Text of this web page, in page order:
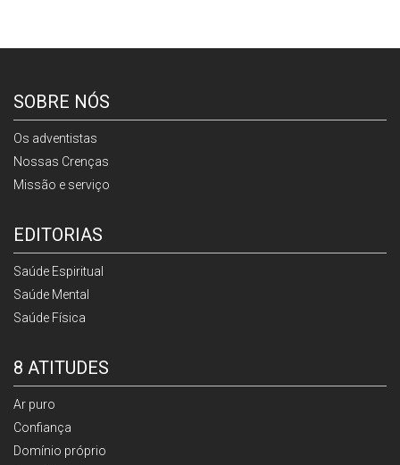
SOBRE NÓS
Os adventistas
Nossas Crenças
Missão e serviço
EDITORIAS
Saúde Espiritual
Saúde Mental
Saúde Física
8 ATITUDES
Ar puro
Confiança
Domínio próprio